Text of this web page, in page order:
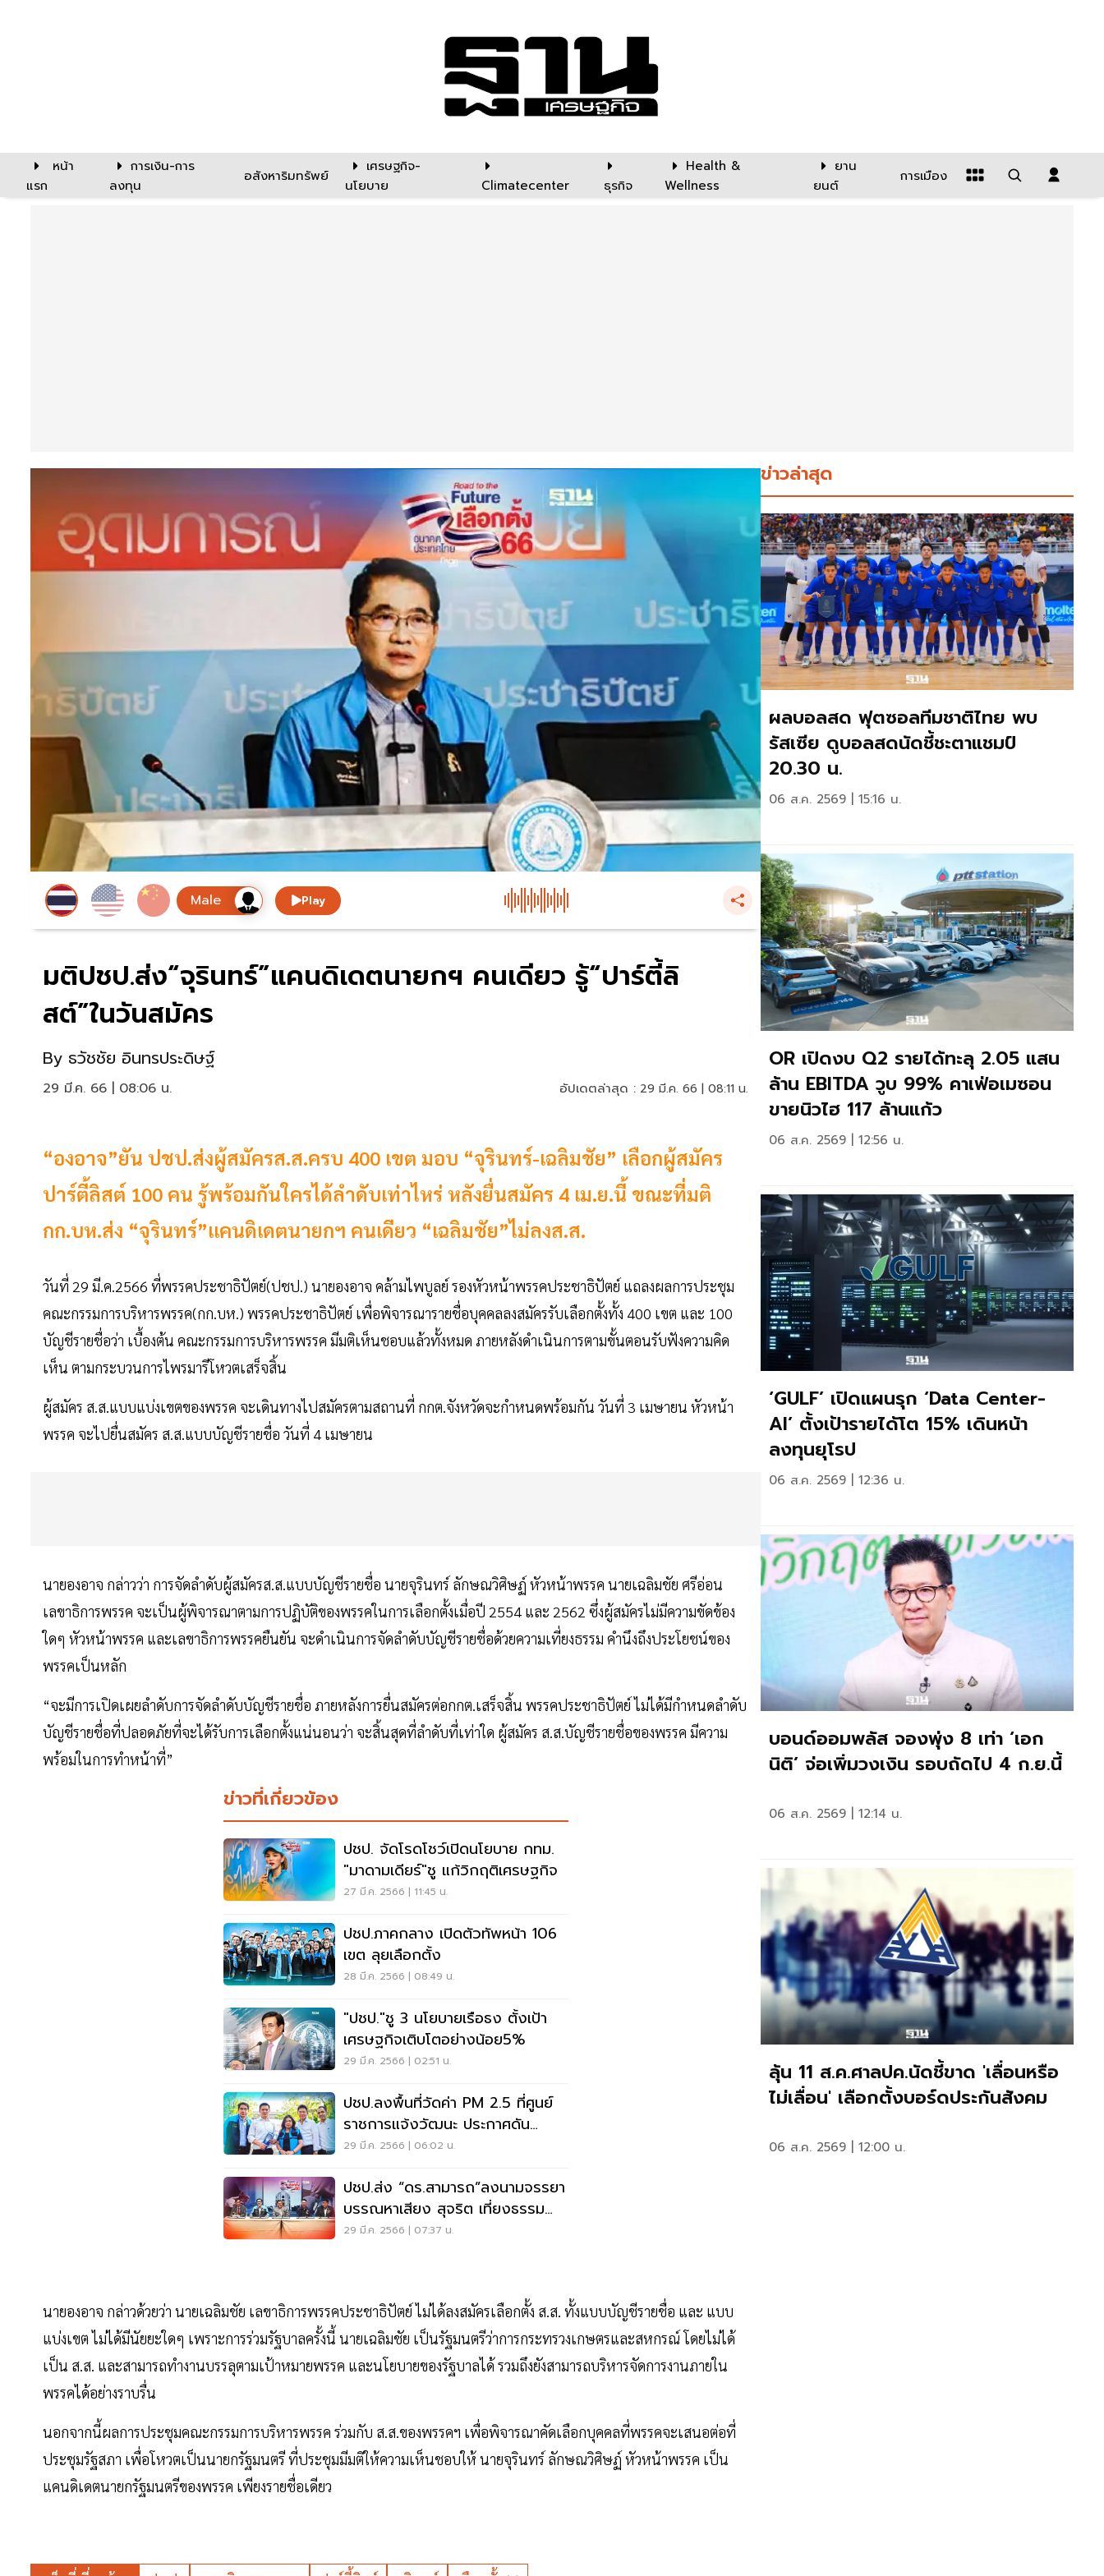
หน้า
แรก
การเงิน-การ
ลงทุน
อสังหาริมทรัพย์
เศรษฐกิจ-
นโยบาย
Climatecenter ธุรกิจ
Health &
Wellness
ยาน
ยนต์
การเมือง
Play
มติปชป.ส่ง“จุรินทร์”แคนดิเดตนายกฯ คนเดียว รู้“ปาร์ตี้ลิ
สต์”ในวันสมัคร
By ธวัชชัย อินทรประดิษฐ์
29 มี.ค. 66 | 08:06 น. อัปเดตล่าสุด : 29 มี.ค. 66 | 08:11 น.
“องอาจ”ยัน ปชป.ส่งผู้สมัครส.ส.ครบ 400 เขต มอบ “จุรินทร์-เฉลิมชัย” เลือกผู้สมัคร
ปาร์ตี้ลิสต์ 100 คน รู้พร้อมกันใครได้ลำดับเท่าไหร่ หลังยื่นสมัคร 4 เม.ย.นี้ ขณะที่มติ
กก.บห.ส่ง “จุรินทร์”แคนดิเดตนายกฯ คนเดียว “เฉลิมชัย”ไม่ลงส.ส.
วันที่ 29 มี.ค.2566 ที่พรรคประชาธิปัตย์(ปชป.) นายองอาจ คล้ามไพบูลย์ รองหัวหน้าพรรคประชาธิปัตย์ แถลงผลการประชุม
คณะกรรมการบริหารพรรค(กก.บห.) พรรคประชาธิปัตย์ เพื่อพิจารณารายชื่อบุคคลลงสมัครรับเลือกตั้งทั้ง 400 เขต และ 100
บัญชีรายชื่อว่า เบื้องต้น คณะกรรมการบริหารพรรค มีมติเห็นชอบแล้วทั้งหมด ภายหลังดำเนินการตามขั้นตอนรับฟังความคิด
เห็น ตามกระบวนการไพรมารีโหวตเสร็จสิ้น
ผู้สมัคร ส.ส.แบบแบ่งเขตของพรรค จะเดินทางไปสมัครตามสถานที่ กกต.จังหวัดจะกำหนดพร้อมกัน วันที่ 3 เมษายน หัวหน้า
พรรค จะไปยื่นสมัคร ส.ส.แบบบัญชีรายชื่อ วันที่ 4 เมษายน
นายองอาจ กล่าวว่า การจัดลำดับผู้สมัครส.ส.แบบบัญชีรายชื่อ นายจุรินทร์ ลักษณวิศิษฏ์ หัวหน้าพรรค นายเฉลิมชัย ศรีอ่อน
เลขาธิการพรรค จะเป็นผู้พิจารณาตามการปฏิบัติของพรรคในการเลือกตั้งเมื่อปี 2554 และ 2562 ซึ่งผู้สมัครไม่มีความขัดข้อง
ใดๆ หัวหน้าพรรค และเลขาธิการพรรคยืนยัน จะดำเนินการจัดลำดับบัญชีรายชื่อด้วยความเที่ยงธรรม คำนึงถึงประโยชน์ของ
พรรคเป็นหลัก
“จะมีการเปิดเผยลำดับการจัดลำดับบัญชีรายชื่อ ภายหลังการยื่นสมัครต่อกกต.เสร็จสิ้น พรรคประชาธิปัตย์ ไม่ได้มีกำหนดลำดับ
บัญชีรายชื่อที่ปลอดภัยที่จะได้รับการเลือกตั้งแน่นอนว่า จะสิ้นสุดที่ลำดับที่เท่าใด ผู้สมัคร ส.ส.บัญชีรายชื่อของพรรค มีความ
พร้อมในการทำหน้าที่”
ข่าวที่เกี่ยวข้อง
ปชป. จัดโรดโชว์เปิดนโยบาย กทม.
"มาดามเดียร์"ชู แก้วิกฤติเศรษฐกิจ
27 มี.ค. 2566 | 11:45 น.
ปชป.ภาคกลาง เปิดตัวทัพหน้า 106
เขต ลุยเลือกตั้ง
28 มี.ค. 2566 | 08:49 น.
"ปชป."ชู 3 นโยบายเรือธง ตั้งเป้า
เศรษฐกิจเติบโตอย่างน้อย5%
29 มี.ค. 2566 | 02:51 น.
ปชป.ลงพื้นที่วัดค่า PM 2.5 ที่ศูนย์
ราชการแจ้งวัฒนะ ประกาศดัน
กม.อากาศสะอาด
29 มี.ค. 2566 | 06:02 น.
ปชป.ส่ง “ดร.สามารถ”ลงนามจรรยา
บรรณหาเสียง สุจริต เที่ยงธรรม
เคารพประชาชน
29 มี.ค. 2566 | 07:37 น.
นายองอาจ กล่าวด้วยว่า นายเฉลิมชัย เลขาธิการพรรคประชาธิปัตย์ ไม่ได้ลงสมัครเลือกตั้ง ส.ส. ทั้งแบบบัญชีรายชื่อ และ แบบ
แบ่งเขต ไม่ได้มีนัยยะใดๆ เพราะการร่วมรัฐบาลครั้งนี้ นายเฉลิมชัย เป็นรัฐมนตรีว่าการกระทรวงเกษตรและสหกรณ์ โดยไม่ได้
เป็น ส.ส. และสามารถทำงานบรรลุตามเป้าหมายพรรค และนโยบายของรัฐบาลได้ รวมถึงยังสามารถบริหารจัดการงานภายใน
พรรคได้อย่างราบรื่น
นอกจากนี้ผลการประชุมคณะกรรมการบริหารพรรค ร่วมกับ ส.ส.ของพรรคฯ เพื่อพิจารณาคัดเลือกบุคคลที่พรรคจะเสนอต่อที่
ประชุมรัฐสภา เพื่อโหวตเป็นนายกรัฐมนตรี ที่ประชุมมีมติให้ความเห็นชอบให้ นายจุรินทร์ ลักษณวิศิษฏ์ หัวหน้าพรรค เป็น
แคนดิเดตนายกรัฐมนตรีของพรรค เพียงรายชื่อเดียว
ข่าวล่าสุด
ผลบอลสด ฟุตซอลทีมชาติไทย พบ
รัสเซีย ดูบอลสดนัดชี้ชะตาแชมป์
20.30 น.
06 ส.ค. 2569 | 15:16 น.
OR เปิดงบ Q2 รายได้ทะลุ 2.05 แสน
ล้าน EBITDA วูบ 99% คาเฟ่อเมซอน
ขายนิวไฮ 117 ล้านแก้ว
06 ส.ค. 2569 | 12:56 น.
‘GULF’ เปิดแผนรุก ‘Data Center-
AI’ ตั้งเป้ารายได้โต 15% เดินหน้า
ลงทุนยุโรป
06 ส.ค. 2569 | 12:36 น.
บอนด์ออมพลัส จองพุ่ง 8 เท่า ‘เอก
นิติ’ จ่อเพิ่มวงเงิน รอบถัดไป 4 ก.ย.นี้
06 ส.ค. 2569 | 12:14 น.
ลุ้น 11 ส.ค.ศาลปค.นัดชี้ขาด 'เลื่อนหรือ
ไม่เลื่อน' เลือกตั้งบอร์ดประกันสังคม
06 ส.ค. 2569 | 12:00 น.